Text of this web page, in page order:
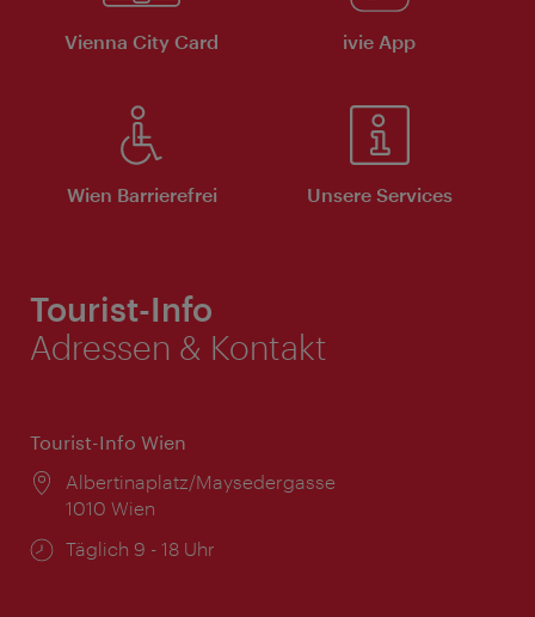
Vienna City Card ivie App
Wien Barrierefrei Unsere Services
Tourist-Info
Adressen & Kontakt
Tourist-Info Wien
Ort:
Albertinaplatz/Maysedergasse
1010 Wien
Öffnungszeiten:
Täglich 9 - 18 Uhr